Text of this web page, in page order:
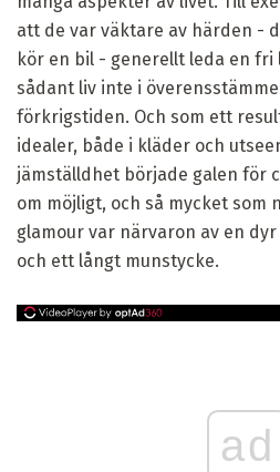
att de var väktare av härden -
kör en bil - generellt leda en fri
sådant liv inte i
förkrigstiden. Och som ett
idealer, både i kläder och
jämställdhet började galen för
om möjligt, och så mycket som
glamour var närvaron av en
och ett långt munstycke.
ad